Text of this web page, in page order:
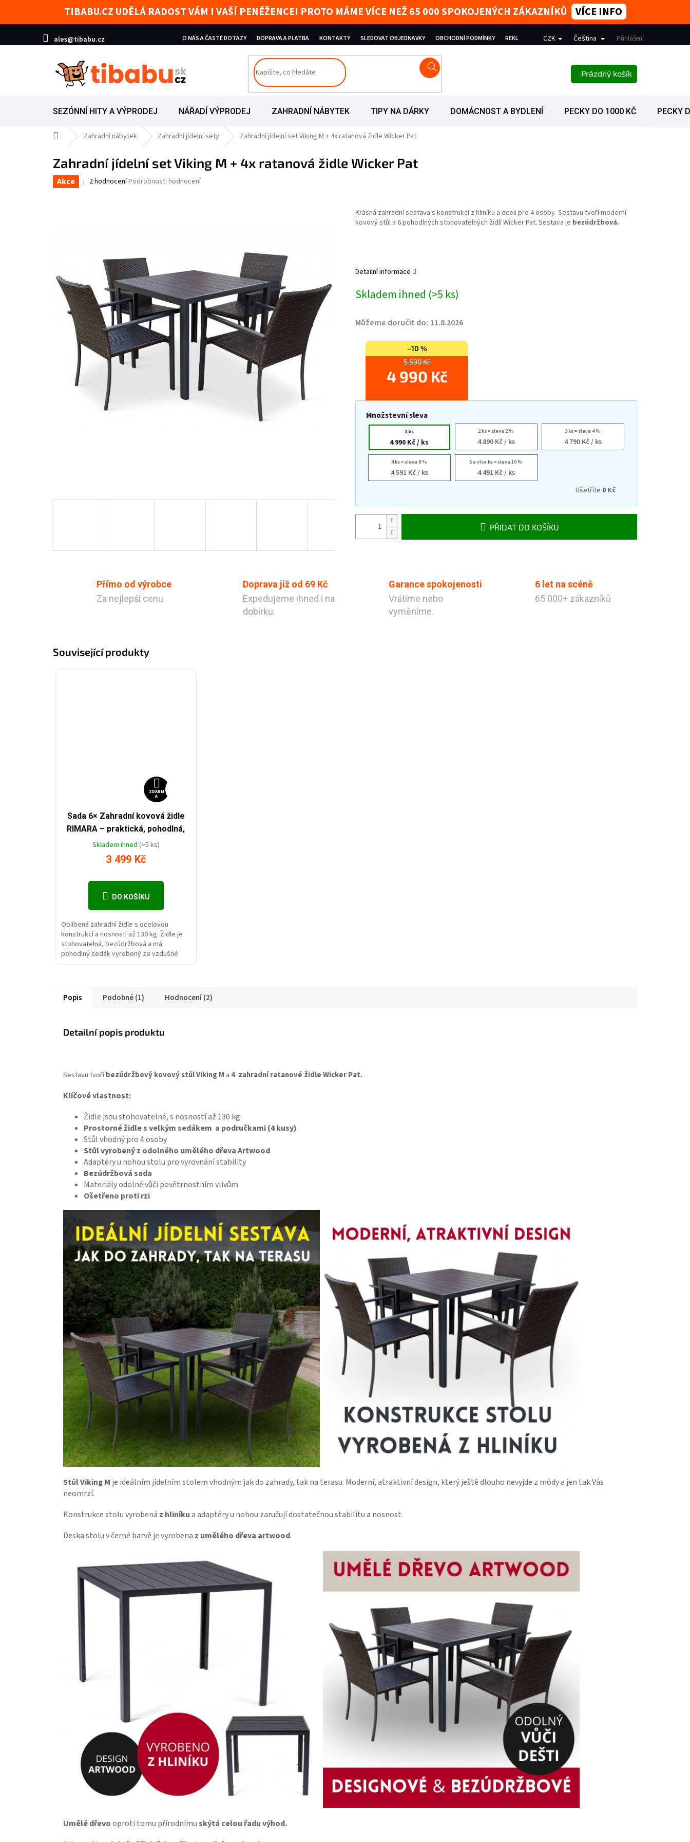
TIBABU.CZ UDĚLÁ RADOST VÁM I VAŠÍ PENĚŽENCE! PROTO MÁME VÍCE NEŽ 65 000 SPOKOJENÝCH ZÁKAZNÍKŮ VÍCE INFO
ales@tibabu.cz O NÁS A ČASTÉ DOTAZY DOPRAVA A PLATBA KONTAKTY SLEDOVAT OBJEDNAVKY OBCHODNÍ PODMÍNKY REKLAMACE PODMÍNKY OCHRANY OSOBNÍCH ÚDAJŮ
CZK Čeština Přihlášení
NÁKUPNÍ KOŠÍK
Prázdný košík
SEZÓNNÍ HITY A VÝPRODEJ NÁŘADÍ VÝPRODEJ ZAHRADNÍ NÁBYTEK TIPY NA DÁRKY DOMÁCNOST A BYDLENÍ PECKY DO 1000 KČ PECKY
Domů Zahradní nábytek Zahradní jídelní sety Zahradní jídelní set Viking M + 4x ratanová židle Wicker Pat
Zahradní jídelní set Viking M + 4x ratanová židle Wicker Pat
Akce Průměrné hodnocení produktu je 5,0 z 5 hvězdiček.
2 hodnoceníPodrobnosti hodnocení
5 590 Kč
–10 %
4 990 Kč
Skladem ihned (>5 ks)
Můžeme doručit do: 11.8.2026
Množstevní sleva
1 ks
4 990 Kč/ ks
2 ks = sleva 2 %
4 890 Kč/ ks
3 ks = sleva 4 %
4 790 Kč/ ks
4 ks = sleva 8 %
4 591 Kč/ ks
5 a více ks = sleva 10 %
4 491 Kč/ ks
Ušetříte 0 Kč
PŘIDAT DO KOŠÍKU
Krásná zahradní sestava s konstrukcí z hliníku a oceli pro 4 osoby. Sestavu tvoří moderní
kovový stůl a 6 pohodlných stohovatelných židlí Wicker Pat. Sestava je bezúdržbová.
Detailní informace
Přímo od výrobce
Za nejlepší cenu.
Doprava již od 69 Kč
Expedujeme ihned i na
dobírku.
Garance spokojenosti
Vrátíme nebo
vyměníme.
6 let na scéně
65 000+ zákazníků
Související produkty
ZDARMA
ZDARM
A
Sada 6× Zahradní kovová židle
RIMARA – praktická, pohodlná,
stohovatelná
Skladem ihned (>5 ks)
3 499 Kč
DO KOŠÍKU
Oblíbená zahradní židle s ocelovou
konstrukcí a nosností až 130 kg. Židle je
stohovatelná, bezúdržbová a má
pohodlný sedák vyrobený ze vzdušné
Popis Podobné (1) Hodnocení (2)
Detailní popis produktu
Sestavu tvoříbezúdržbový kovový stůl Viking M a 4 zahradní ratanové židle Wicker Pat.
Klíčové vlastnost:
Židle jsou stohovatelné, s nosností až 130 kg
Prostorné židle s velkým sedákem a područkami (4 kusy)
Stůl vhodný pro 4 osoby
Stůl vyrobený z odolného umělého dřeva Artwood
Adaptéry u nohou stolu pro vyrovnání stability
Bezúdržbová sada
Materiály odolné vůči povětrnostním vlivům
Ošetřeno proti rzi
Stůl Viking M je ideálním jídelním stolem vhodným jak do zahrady, tak na terasu. Moderní, atraktivní design, který ještě dlouho nevyjde z módy a jen tak Vás
neomrzí.
Konstrukce stolu vyrobená z hliníkua adaptéry u nohou zaručují dostatečnou stabilitu a nosnost.
Deska stolu v černé barvě je vyrobena z umělého dřeva artwood.
Umělé dřevooproti tomu přírodnímuskýtá celou řadu výhod.